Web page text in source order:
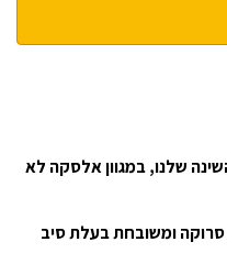
שלנו, במגוון אלסקה לא
העשויים 100% כותנה סרוקה ומשובחת בעלת סיב